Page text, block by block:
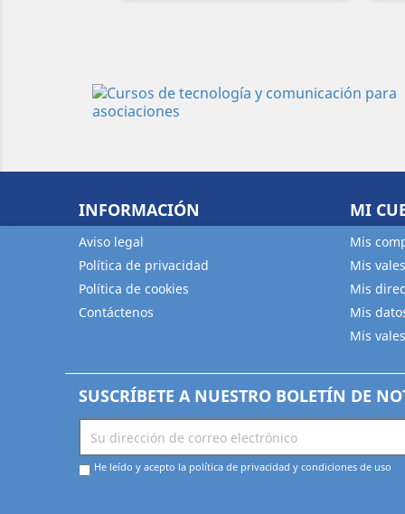
INFORMACIÓN
Aviso legal
Política de privacidad
Política de cookies
Contáctenos
MI
Mis
Mis
Mis
Mis
Mis vales
SUSCRÍBETE A NUESTRO BOLETÍN DE
He leído y acepto la política de privacidad y condiciones de uso